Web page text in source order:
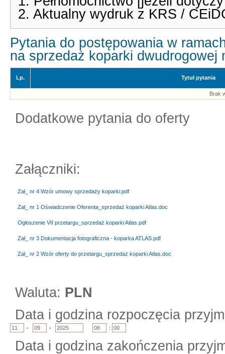
2. Aktualny wydruk z KRS /
Pytania do postępowania w
na sprzedaż koparki dwudrogowej
Lp. Tytuł pytania
Brak
Dodatkowe pytania do oferty
Załączniki:
Zał_ nr 4 Wzór umowy sprzedaży koparki.pdf
Zał_ nr 1 Oświadczenie Oferenta_sprzedaż koparki Atlas.doc
Ogłoszenie VII przetargu_sprzedaż koparki Atlas.pdf
Zał_ nr 3 Dokumentacja fotograficzna - koparka ATLAS.pdf
Zał_ nr 2 Wzór oferty do przetargu_sprzedaż koparki Atlas.doc
Waluta: PLN
Data i godzina rozpoczęcia
- - :
Data i godzina zakończenia